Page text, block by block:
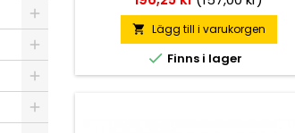
 Lägg till i varukorgen
 Finns i lager